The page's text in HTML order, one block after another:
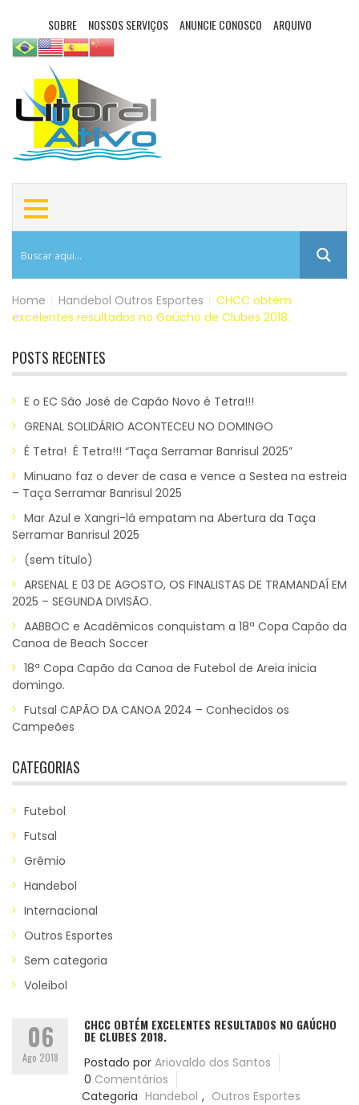
SOBRE NOSSOS SERVIÇOS ANUNCIE CONOSCO ARQUIVO
Home Handebol Outros Esportes
CHCC obtém
excelentes resultados no Gaúcho de Clubes 2018.
POSTS RECENTES
E o EC São José de Capão Novo é Tetra!!!
GRENAL SOLIDÁRIO ACONTECEU NO DOMINGO
É Tetra! É Tetra!!! “Taça Serramar Banrisul 2025”
Minuano faz o dever de casa e vence a Sestea na estreia
– Taça Serramar Banrisul 2025
Mar Azul e Xangri-lá empatam na Abertura da Taça
Serramar Banrisul 2025
(sem título)
ARSENAL E 03 DE AGOSTO, OS FINALISTAS DE TRAMANDAÍ EM
2025 – SEGUNDA DIVISÃO.
AABBOC e Acadêmicos conquistam a 18ª Copa Capão da
Canoa de Beach Soccer
18ª Copa Capão da Canoa de Futebol de Areia inicia
domingo.
Futsal CAPÃO DA CANOA 2024 – Conhecidos os
Campeões
CATEGORIAS
Futebol
Futsal
Grêmio
Handebol
Internacional
Outros Esportes
Sem categoria
Voleibol
06
Ago 2018
CHCC OBTÉM EXCELENTES RESULTADOS NO GAÚCHO
DE CLUBES 2018.
Postado por Ariovaldo dos Santos
0 Comentários
Categoria Handebol , Outros Esportes